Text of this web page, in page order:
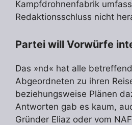
Kampfdrohnenfabrik
Redaktionsschluss nicht
Partei will Vorwürfe
Das »nd« hat alle
Abgeordneten zu ihren
beziehungsweise Plänen
Antworten gab es kaum,
Gründer Eliaz oder vom